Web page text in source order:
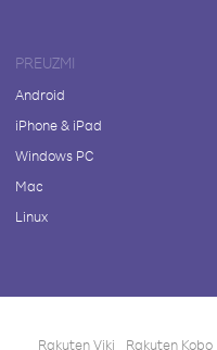
PREUZMI
Android
iPhone & iPad
Windows PC
Mac
Linux
Rakuten Viki Rakuten Kobo